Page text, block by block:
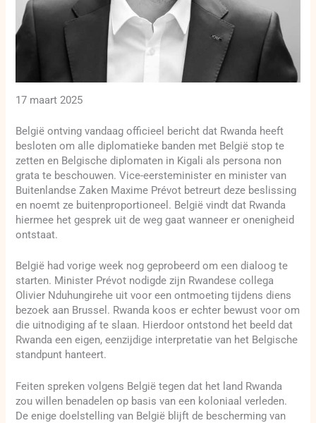
17 maart 2025
België ontving vandaag officieel bericht dat Rwanda heeft
besloten om alle diplomatieke banden met België stop te
zetten en Belgische diplomaten in Kigali als persona non
grata te beschouwen. Vice-eersteminister en minister van
Buitenlandse Zaken Maxime Prévot betreurt deze beslissing
en noemt ze buitenproportioneel. België vindt dat Rwanda
hiermee het gesprek uit de weg gaat wanneer er onenigheid
ontstaat.
België had vorige week nog geprobeerd om een dialoog te
starten. Minister Prévot nodigde zijn Rwandese collega
Olivier Nduhungirehe uit voor een ontmoeting tijdens diens
bezoek aan Brussel. Rwanda koos er echter bewust voor om
die uitnodiging af te slaan. Hierdoor ontstond het beeld dat
Rwanda een eigen, eenzijdige interpretatie van het Belgische
standpunt hanteert.
Feiten spreken volgens België tegen dat het land Rwanda
zou willen benadelen op basis van een koloniaal verleden.
De enige doelstelling van België blijft de bescherming van